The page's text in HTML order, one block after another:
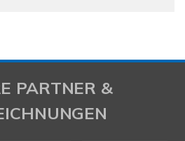
PARTNER &